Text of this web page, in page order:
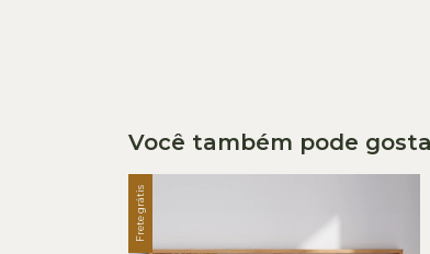
Você também pode
Frete grátis